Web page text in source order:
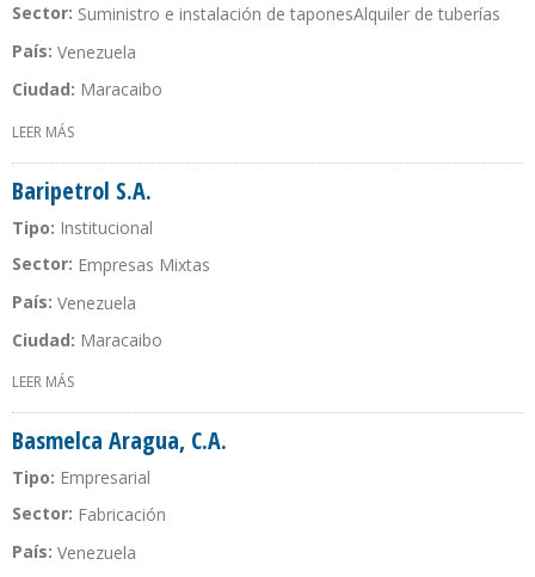
Sector: Suministro e instalación de taponesAlquiler de tuberías
País: Venezuela
Ciudad: Maracaibo
LEER MÁS
Baripetrol S.A.
Tipo: Institucional
Sector: Empresas Mixtas
País: Venezuela
Ciudad: Maracaibo
LEER MÁS
Basmelca Aragua, C.A.
Tipo: Empresarial
Sector: Fabricación
País: Venezuela